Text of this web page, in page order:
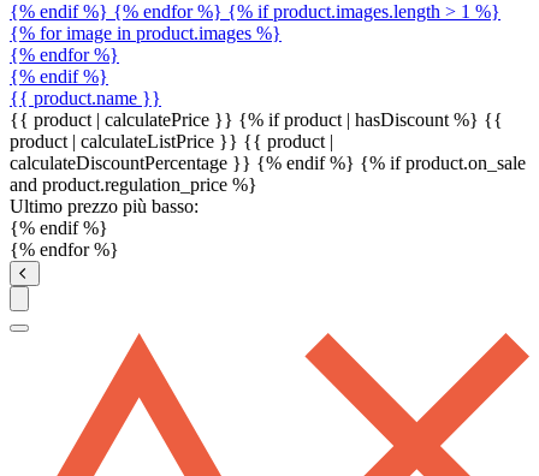
{% endif %} {% endfor %} {% if product.images.length > 1 %}
{% for image in product.images %}
{% endfor %}
{% endif %}
{{ product.name }}
{{ product | calculatePrice }} {% if product | hasDiscount %} {{
product | calculateListPrice }} {{ product |
calculateDiscountPercentage }} {% endif %} {% if product.on_sale
and product.regulation_price %}
Ultimo prezzo più basso:
{% endif %}
{% endfor %}